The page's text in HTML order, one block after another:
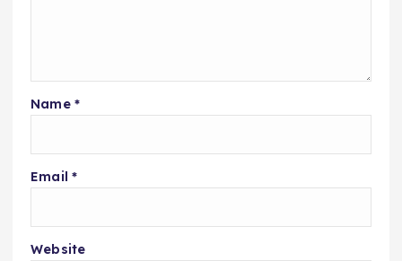
Name *
Email *
Website